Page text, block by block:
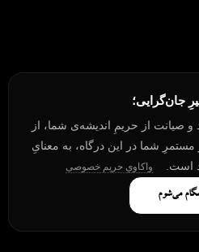
جان‌گرایی؛
و صیانت از حریمِ اندیشه‌ی شما، از
شما در این درگاه، به معنایِ
است.
واکاویِ حریم خصوصی
می‌شوم